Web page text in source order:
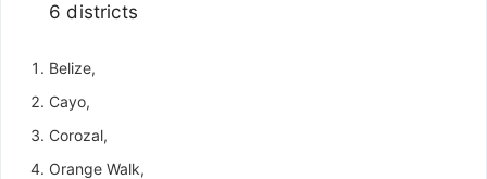
6 districts
Belize,
Cayo,
Corozal,
Orange Walk,